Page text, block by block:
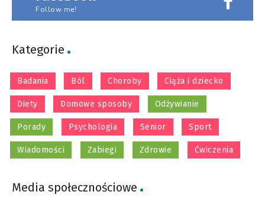
Follow me!
Kategorie
Badania Ból Choroby Ciąża i dziecko
Diety Domowe sposoby Odżywianie
Porady Psychologia Senior Sport
Wiadomości Zabiegi Zdrowie Ćwiczenia
Media społecznościowe